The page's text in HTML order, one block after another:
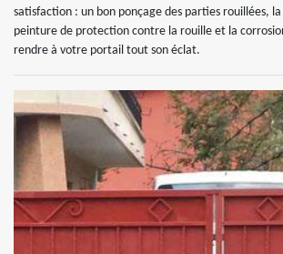
satisfaction : un bon ponçage des parties rouillées, la
peinture de protection contre la rouille et la
rendre à votre portail tout son éclat.